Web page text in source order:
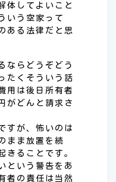
体してよいこと
いう空家って
ある法律だと思
ならどうぞどう
たくそういう話
用は後日所有者
がどんと請求さ
すが、怖いのは
まま放置を続
きることです。
という警告をあ
者の責任は当然